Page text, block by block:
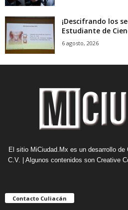
¡Descifrando los
Estudiante de
6 agosto, 2026
El sitio MiCiudad.Mx es un desarrollo
C.V. | Algunos contenidos son Creative
Contacto Culiacán